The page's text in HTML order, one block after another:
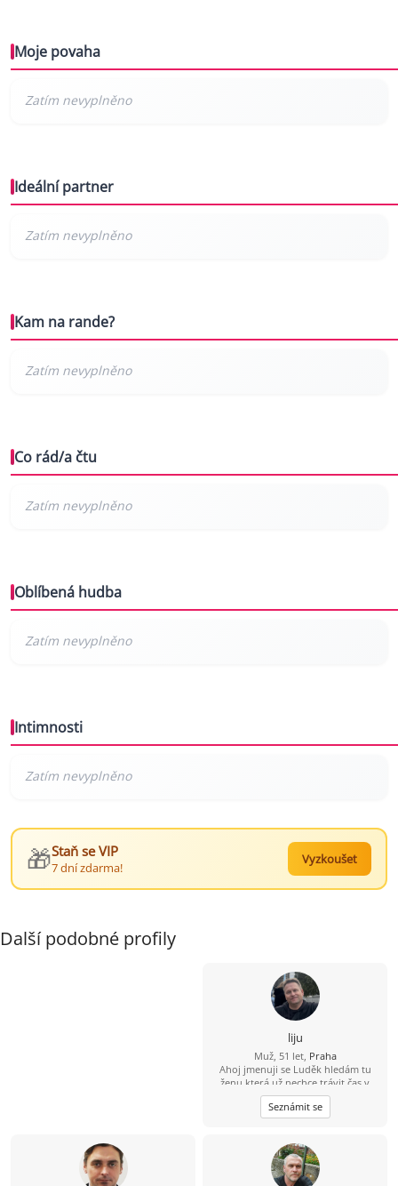
Moje povaha
Ideální partner
Kam na rande?
Co rád/a čtu
Oblíbená hudba
Intimnosti
🎁Staň se VIP
7 dní zdarma!
Vyzkoušet
Další podobné profily
liju
Muž, 51 let, Praha
Ahoj jmenuji se Luděk hledám tu
ženu která už nechce trávit čas v
samotě život je krátký pojďme si ho
pořádně užít :-) .
Seznámit se